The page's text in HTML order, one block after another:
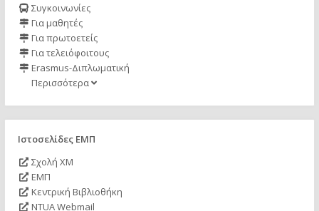
Συγκοινωνίες
Για μαθητές
Για πρωτοετείς
Για τελειόφοιτους
Erasmus-Διπλωματική
Περισσότερα
Ιστοσελίδες ΕΜΠ
Σχολή ΧΜ
ΕΜΠ
Κεντρική Βιβλιοθήκη
NTUA Webmail